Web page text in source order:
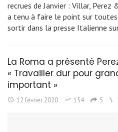
recrues de Janvier : Villar,
a tenu à faire le point sur toutes
sortir dans la presse Italienne
La Roma a présenté
« Travailler dur pour
important »
12 février 2020 154 5